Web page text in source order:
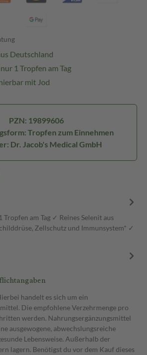
Deutschland
1 Tropfen am Tag
mit Jod
PZN: 19899606
Tropfen zum Einnehmen
Dr. Jacob's Medical GmbH
Tropfen am Tag ✓ Reines Selenit aus
Zellschutz und Immunsystem* ✓
handelt es sich um ein
Die empfohlene Verzehrmenge pro
werden. Nahrungsergänzungsmittel
ausgewogene, abwechslungsreiche
Lebensweise. Außerhalb der
lagern. Benötigst du vor dem Kauf dieses